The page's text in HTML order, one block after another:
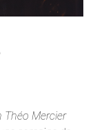
Théo Mercier